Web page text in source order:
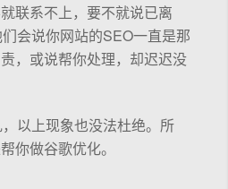
联系不上，要不就说已离
会说你网站的SEO一直是那
，或说帮你处理，却迟迟没
以上现象也没法杜绝。所
你做谷歌优化。